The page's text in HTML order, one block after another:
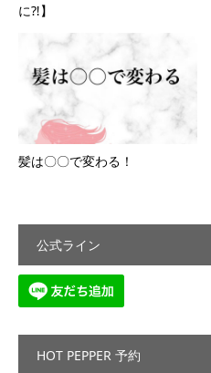
に⁈】
髪は〇〇で変わる！
公式ライン
HOT PEPPER 予約